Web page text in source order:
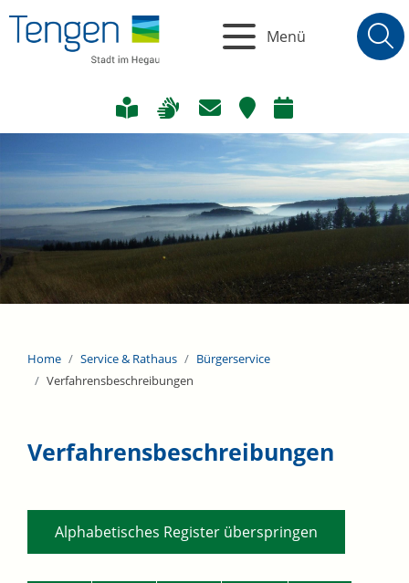
Menü
Home Service & Rathaus
Bürgerservice
Verfahrensbeschreibungen
Verfahrensbeschreibungen
Alphabetisches Register überspringen